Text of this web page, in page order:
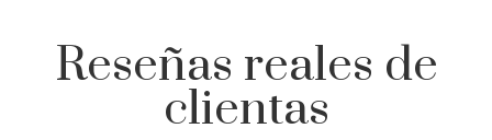
Reseñas reales de
clientas